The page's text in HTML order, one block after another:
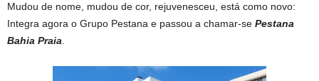
Mudou de nome, mudou de cor, rejuvenesceu, está como novo:
Integra agora o Grupo Pestana e passou a chamar-se Pestana
Bahia Praia